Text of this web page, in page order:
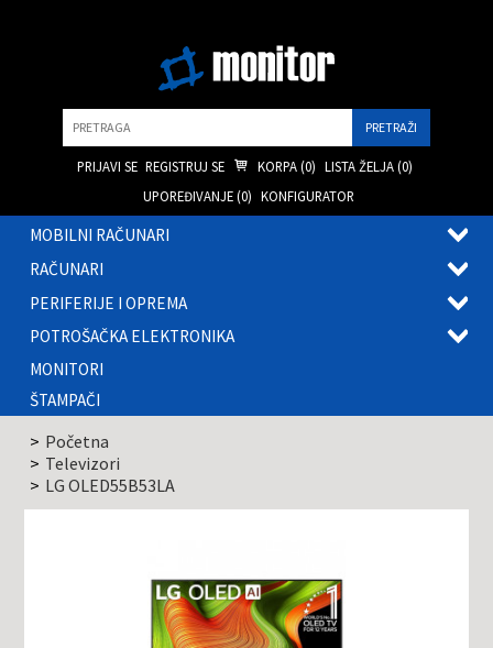
PRIJAVI SE REGISTRUJ SE KORPA (0) LISTA ŽELJA (0)
UPOREĐIVANJE (0) KONFIGURATOR
MOBILNI RAČUNARI
RAČUNARI
PERIFERIJE I OPREMA
POTROŠAČKA ELEKTRONIKA
MONITORI
ŠTAMPAČI
Početna
Televizori
LG OLED55B53LA